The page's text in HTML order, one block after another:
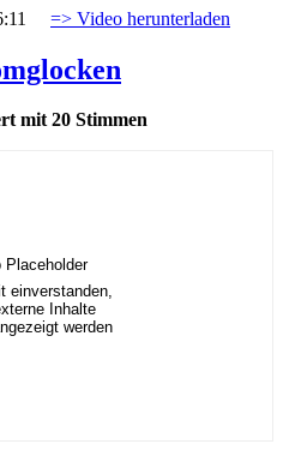
=> Video herunterladen
mit 20 Stimmen
einverstanden,
Inhalte
werden